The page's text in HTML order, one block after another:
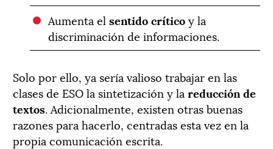
Aumenta elsentido críticoy la
discriminación de informaciones.
Solo por ello, ya sería valioso trabajar en las
clases de ESO la sintetización y la reducción de
textos. Adicionalmente, existen otras buenas
razones para hacerlo, centradas esta vez en la
propia comunicación escrita.